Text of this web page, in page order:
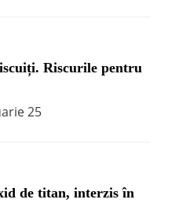
Riscurile pentru
25
de titan, interzis în